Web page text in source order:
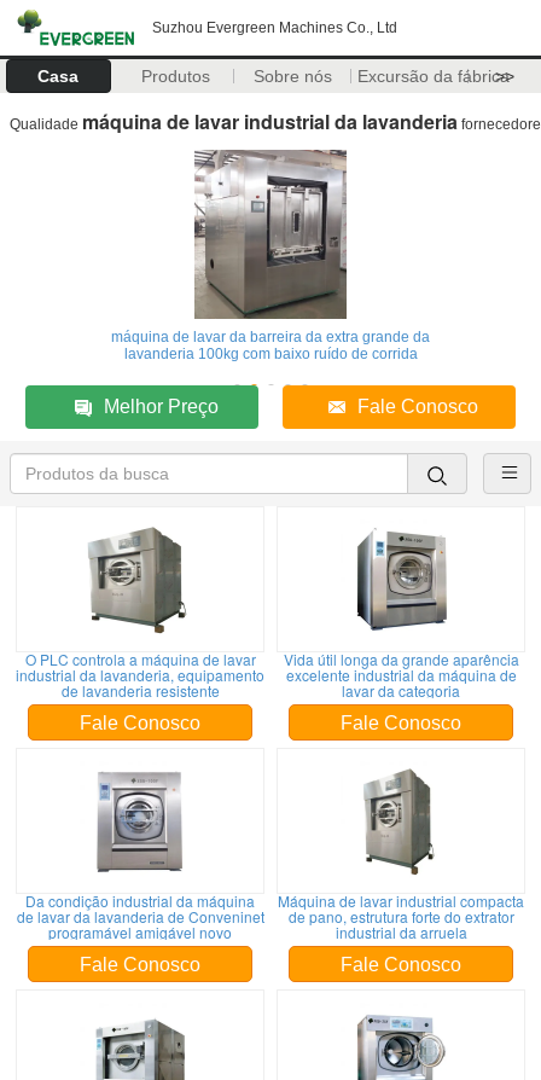
Suzhou Evergreen Machines Co., Ltd
Casa Produtos Sobre nós Excursão da fábrica
>>
Qualidade máquina de lavar industrial da lavanderia fornecedore
máquina de lavar da barreira da extra grande da
lavanderia 100kg com baixo ruído de corrida
Melhor Preço Fale Conosco
O PLC controla a máquina de lavar
industrial da lavanderia, equipamento
de lavanderia resistente
Fale Conosco
Vida útil longa da grande aparência
excelente industrial da máquina de
lavar da categoria
Fale Conosco
Da condição industrial da máquina
de lavar da lavanderia de Conveninet
programável amigável novo
Fale Conosco
Máquina de lavar industrial compacta
de pano, estrutura forte do extrator
industrial da arruela
Fale Conosco